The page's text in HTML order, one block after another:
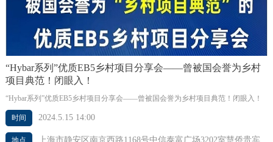
“Hybar系列”优质EB5乡村项目分享会——曾被国会誉为乡村
项目典范！闭眼入！
“Hybar系列”优质EB5乡村项目分享会——曾被国会誉为乡村项目典范！闭眼入！
时间 2024.5.15 14:00
地点 上海市静安区南京西路1168号中信泰富广场3202室慧侨贵宾